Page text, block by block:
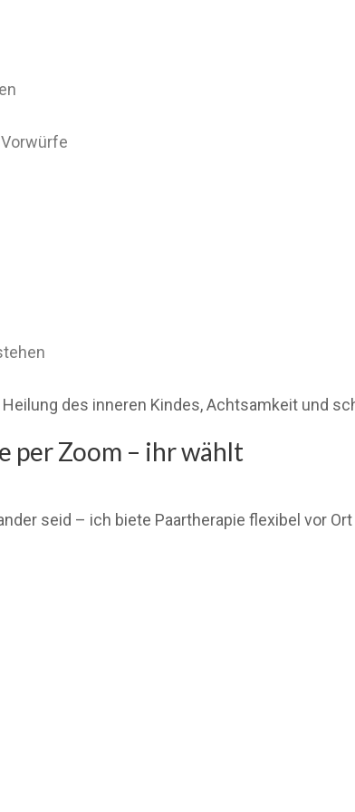
des inneren Kindes, Achtsamkeit und
per Zoom – ihr wählt
seid – ich biete Paartherapie flexibel vor Ort